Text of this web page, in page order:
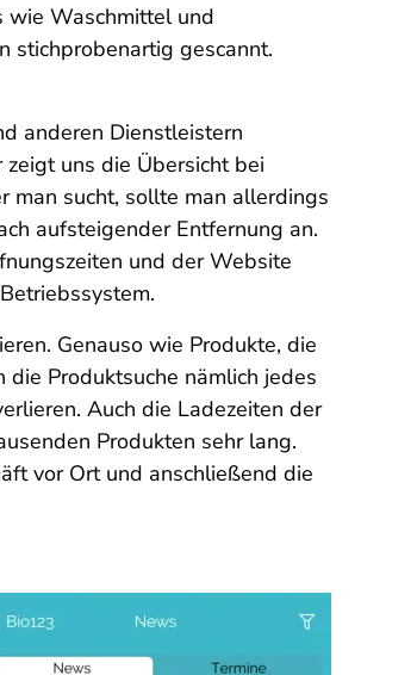
wie Waschmittel und
stichprobenartig gescannt.
anderen Dienstleistern
uns die Übersicht bei
man sucht, sollte man allerdings
aufsteigender Entfernung an.
und der Website
Genauso wie Produkte, die
Produktsuche nämlich jedes
Auch die Ladezeiten der
Produkten sehr lang.
vor Ort und anschließend die